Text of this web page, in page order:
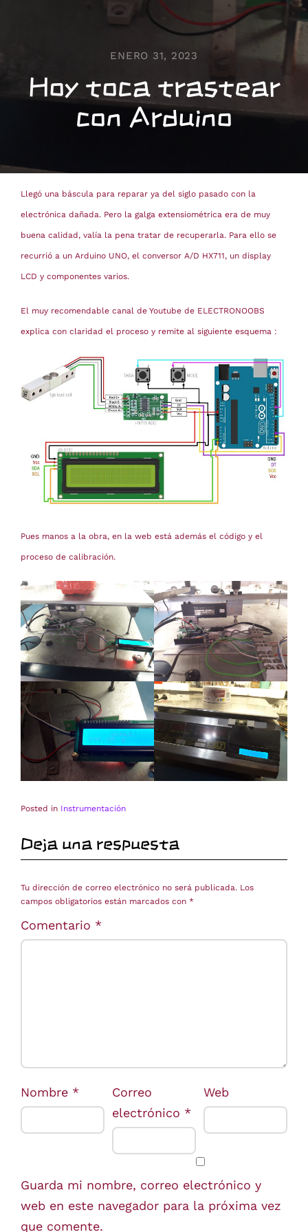
ENERO 31, 2023
Hoy toca trastear
con Arduino
Llegó una báscula para reparar ya del siglo pasado con la
electrónica dañada. Pero la galga extensiométrica era de muy
buena calidad, valía la pena tratar de recuperarla. Para ello se
recurrió a un Arduino UNO, el conversor A/D HX711, un display
LCD y componentes varios.
El muy recomendable canal de Youtube de ELECTRONOOBS
explica con claridad el proceso y remite al siguiente esquema :
Pues manos a la obra, en la web está además el código y el
proceso de calibración.
Posted in Instrumentación
Deja una respuesta
Tu dirección de correo electrónico no será publicada. Los
campos obligatorios están marcados con *
Comentario *
Nombre *
Correo
electrónico *
Web
Guarda mi nombre, correo electrónico y
web en este navegador para la próxima vez
que comente.